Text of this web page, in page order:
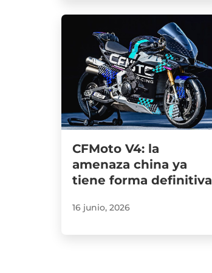
CFMoto V4: la
amenaza china ya
tiene forma definitiva
16 junio, 2026